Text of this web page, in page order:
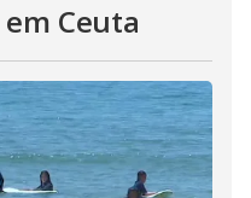
Ceuta